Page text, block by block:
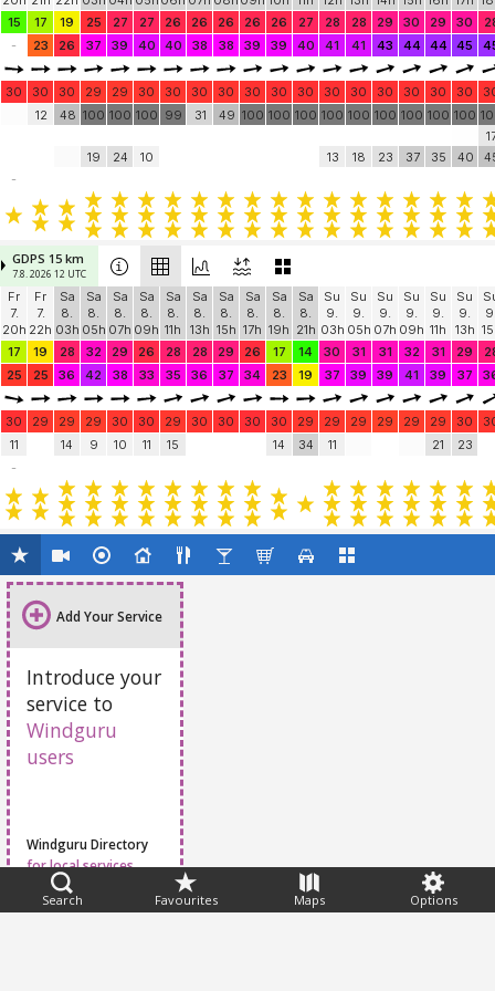
15
17 19 25 27 27 26 26 26 26 26 27 28 28 29 30 29 30
-
23 26 37 39 40 40 38 38 39 39 40 41 41 43 44 44 45
30 30 30 29 29 30 30 30 30 30 30 30 30 30 30 30 30 30
12
48 100
19
100
24
100
10
99 31 49 100 100 100 100
13
100
18
100
23
100
37
100
35
100
40
-
GDPS 15 km
7.8. 2026 12 UTC
Fr
7.
20h
Fr
7.
22h
Sa
8.
03h
Sa
8.
05h
Sa
8.
07h
Sa
8.
09h
Sa
8.
11h
Sa
8.
13h
Sa
8.
15h
Sa
8.
17h
Sa
8.
19h
Sa
8.
21h
Su
9.
03h
Su
9.
05h
Su
9.
07h
Su
9.
09h
Su
9.
11h
Su
9.
13h
17
19 28 32 29 26 28 28 29 26 17 14 30 31 31 32 31 29
25
25 36 42 38 33 35 36 37 34 23 19 37 39 39 41 39 37
30 29 29 29 30 30 29 30 30 30 30 29 29 29 29 29 29 30
11
14 9 10 11 15 14 34 11 21
23
-
Search Favourites Maps Options
Add Your Service
Introduce your
service to
Windguru
users
Windguru Directory
for local services
Feedback